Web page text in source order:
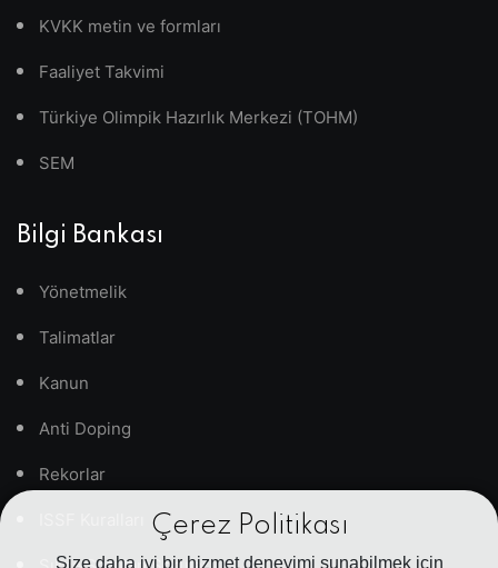
Çerez Politikası
Size daha iyi bir hizmet deneyimi sunabilmek için
KVKK metin ve formları
Faaliyet Takvimi
Türkiye Olimpik Hazırlık Merkezi (TOHM)
SEM
Bilgi Bankası
Yönetmelik
Talimatlar
Kanun
Anti Doping
Rekorlar